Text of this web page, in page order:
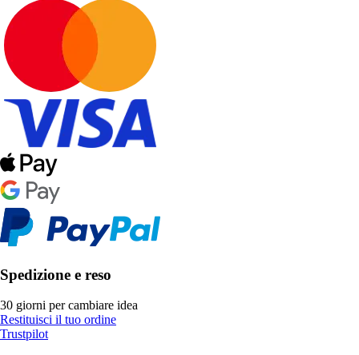
Spedizione e reso
30 giorni per cambiare idea
Restituisci il tuo ordine
Trustpilot